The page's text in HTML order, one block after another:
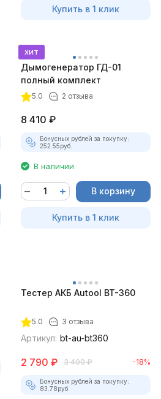
Купить в 1 клик
хит
Дымогенератор ГД-01
полный комплект
5.0 2 отзыва
8 410 ₽
Бонусных рублей за покупку:
252.55руб.
В наличии
В корзину
Купить в 1 клик
Тестер АКБ Autool BT-360
5.0 3 отзыва
Артикул: bt-au-bt360
2 790 ₽ 3 400 ₽ -18%
Бонусных рублей за покупку:
83.78руб.